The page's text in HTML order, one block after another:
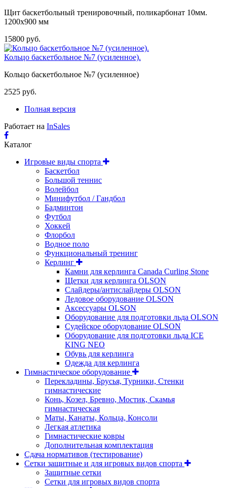
Щит баскетбольный тренировочный, поликарбонат 10мм.
1200х900 мм
15800 руб.
Кольцо баскетбольное №7 (усиленное).
Кольцо баскетбольное №7 (усиленное)
2525 руб.
Полная версия
Работает на InSales
Каталог
Игровые виды спорта
Баскетбол
Большой теннис
Волейбол
Минифутбол / Гандбол
Бадминтон
Футбол
Хоккей
Флорбол
Водное поло
Функциональный тренинг
Керлинг
Камни для керлинга Canada Curling Stone
Щетки для керлинга OLSON
Слайдеры/антислайдеры OLSON
Ледовое оборудование OLSON
Аксессуары OLSON
Оборудование для подготовки льда OLSON
Судейское оборудование OLSON
Оборудование для подготовки льда ICE
KING NEO
Обувь для керлинга
Одежда для керлинга
Гимнастическое оборудование
Перекладины, Брусья, Турники, Стенки
гимнастические
Конь, Козел, Бревно, Мостик, Скамья
гимнастическая
Маты, Канаты, Кольца, Консоли
Легкая атлетика
Гимнастические ковры
Дополнительная комплектация
Сдача нормативов (тестирование)
Сетки защитные и для игровых видов спорта
Защитные сетки
Сетки для игровых видов спорта